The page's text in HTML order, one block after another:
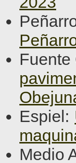
Fuente
Espiel:
Medio